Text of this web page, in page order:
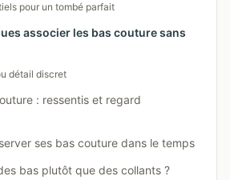
pour un tombé parfait
associer les bas couture sans
détail discret
: ressentis et regard
ses bas couture dans le temps
bas plutôt que des collants ?